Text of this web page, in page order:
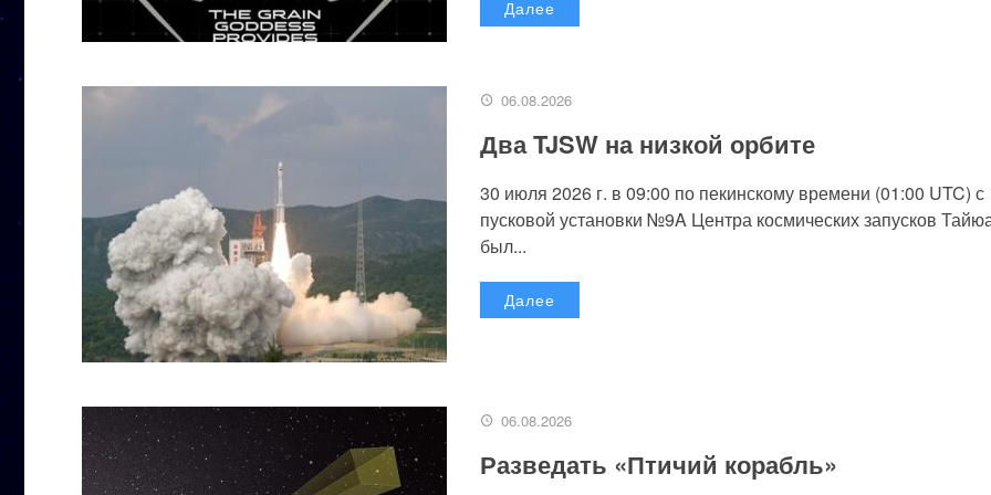
Далее
06.08.2026
Два TJSW на низкой орбите
30 июля 2026 г. в 09:00 по пекинскому времени (01:00 UTC) с
пусковой установки №9A Центра космических запусков
был...
Далее
06.08.2026
Разведать «Птичий корабль»